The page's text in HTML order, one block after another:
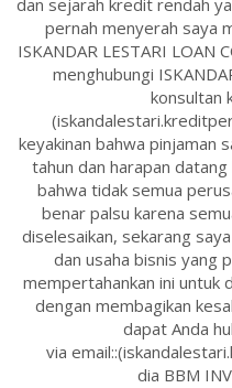
dan sejarah kredit rendah
pernah menyerah saya
ISKANDAR LESTARI LOAN
menghubungi
konsultan
keyakinan bahwa pinjaman
tahun dan harapan
bahwa tidak semua
benar palsu karena
diselesaikan, sekarang
dan usaha bisnis yang
mempertahankan ini untuk
dengan membagikan
dapat Anda
via
dia BBM